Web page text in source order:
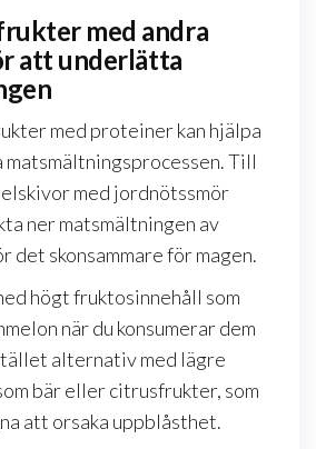
med andra
att underlätta
med proteiner kan hjälpa
Till
med jordnötssmör
ner matsmältningen av
det skonsammare för magen.
högt fruktosinnehåll som
när du konsumerar dem
alternativ med lägre
bär eller citrusfrukter, som
att orsaka uppblåsthet.